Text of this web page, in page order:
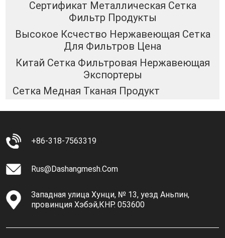
Сертификат Металлическая Сетка
Фильтр Продукты
Высокое Ксчество Нержавеющая Сетка
Для Фильтров Цена
Китай Сетка Фильтровая Нержавеющая
Экспортеры
Сетка Медная Тканая Продукт
+86-318-7563319
Rus@dashangmesh.com
Западная улица Хунци, № 13, уезд Аньпин,
провинция Хэбэй,КНР. 053600